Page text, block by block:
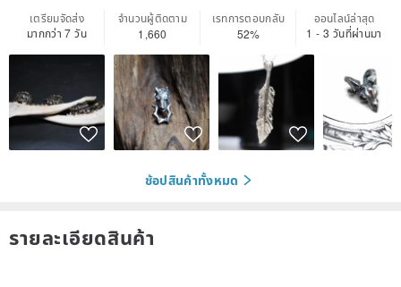
เตรียมจัดส่ง
มากกว่า 7 วัน
จำนวนผู้ติดตาม
1,660
เรทการตอบกลับ
52%
ออนไลน์ล่าสุด
1 - 3 วันที่ผ่านมา
ช้อปสินค้าทั้งหมด
รายละเอียดสินค้า